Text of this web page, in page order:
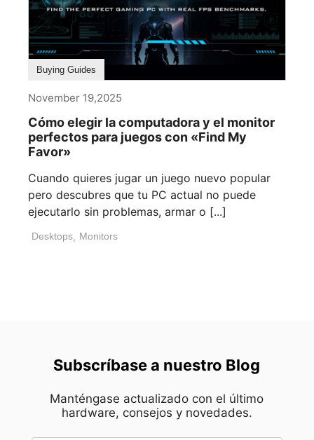
Buying Guides
November 19,2025
Cómo elegir la computadora y el monitor
perfectos para juegos con «Find My
Favor»
Cuando quieres jugar un juego nuevo popular
pero descubres que tu PC actual no puede
ejecutarlo sin problemas, armar o [...]
Desktops, Monitors
Subscríbase a nuestro Blog
Manténgase actualizado con el último
hardware, consejos y novedades.